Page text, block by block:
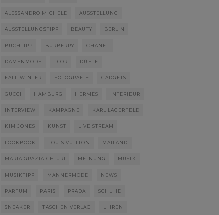
ALESSANDRO MICHELE AUSSTELLUNG
AUSSTELLUNGSTIPP BEAUTY BERLIN
BUCHTIPP BURBERRY CHANEL
DAMENMODE DIOR DÜFTE
FALL-WINTER FOTOGRAFIE GADGETS
GUCCI HAMBURG HERMÈS INTERIEUR
INTERVIEW KAMPAGNE KARL LAGERFELD
KIM JONES KUNST LIVE STREAM
LOOKBOOK LOUIS VUITTON MAILAND
MARIA GRAZIA CHIURI MEINUNG MUSIK
MUSIKTIPP MÄNNERMODE NEWS
PARFUM PARIS PRADA SCHUHE
SNEAKER TASCHEN VERLAG UHREN